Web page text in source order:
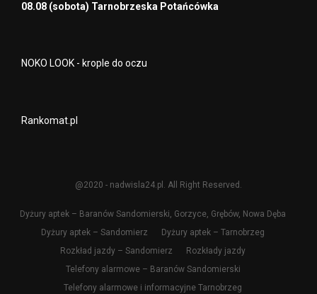
08.08 (sobota) Tarnobrzeska Potańcówka
NOKO LOOK - krople do oczu
Rankomat.pl
@2020 - nadwisla24.pl. All Right Reserved.
Dyżury aptek – Baranów Sandomierski, Gorzyce, Grębów, Nowa Dęba
Dyżury aptek – Sandomierz
Dyżury aptek – Tarnobrzeg
Rozkład jazdy – Sandomierz
Rozkłady jazdy
Telefony alarmowe – Baranów Sandomierski
Telefony alarmowe i informacyjne Tarnobrzeg